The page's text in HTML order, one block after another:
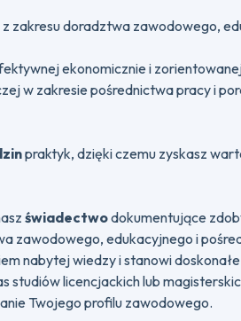
zakresu doradztwa zawodowego,
ekonomicznie i
w zakresie pośrednictwa pracy i
praktyk, dzięki czemu zyskasz
świadectwodokumentujące
zawodowego, edukacyjnego i
nabytej wiedzy i stanowi doskonałe
studiów licencjackich lub
Twojego profilu zawodowego.